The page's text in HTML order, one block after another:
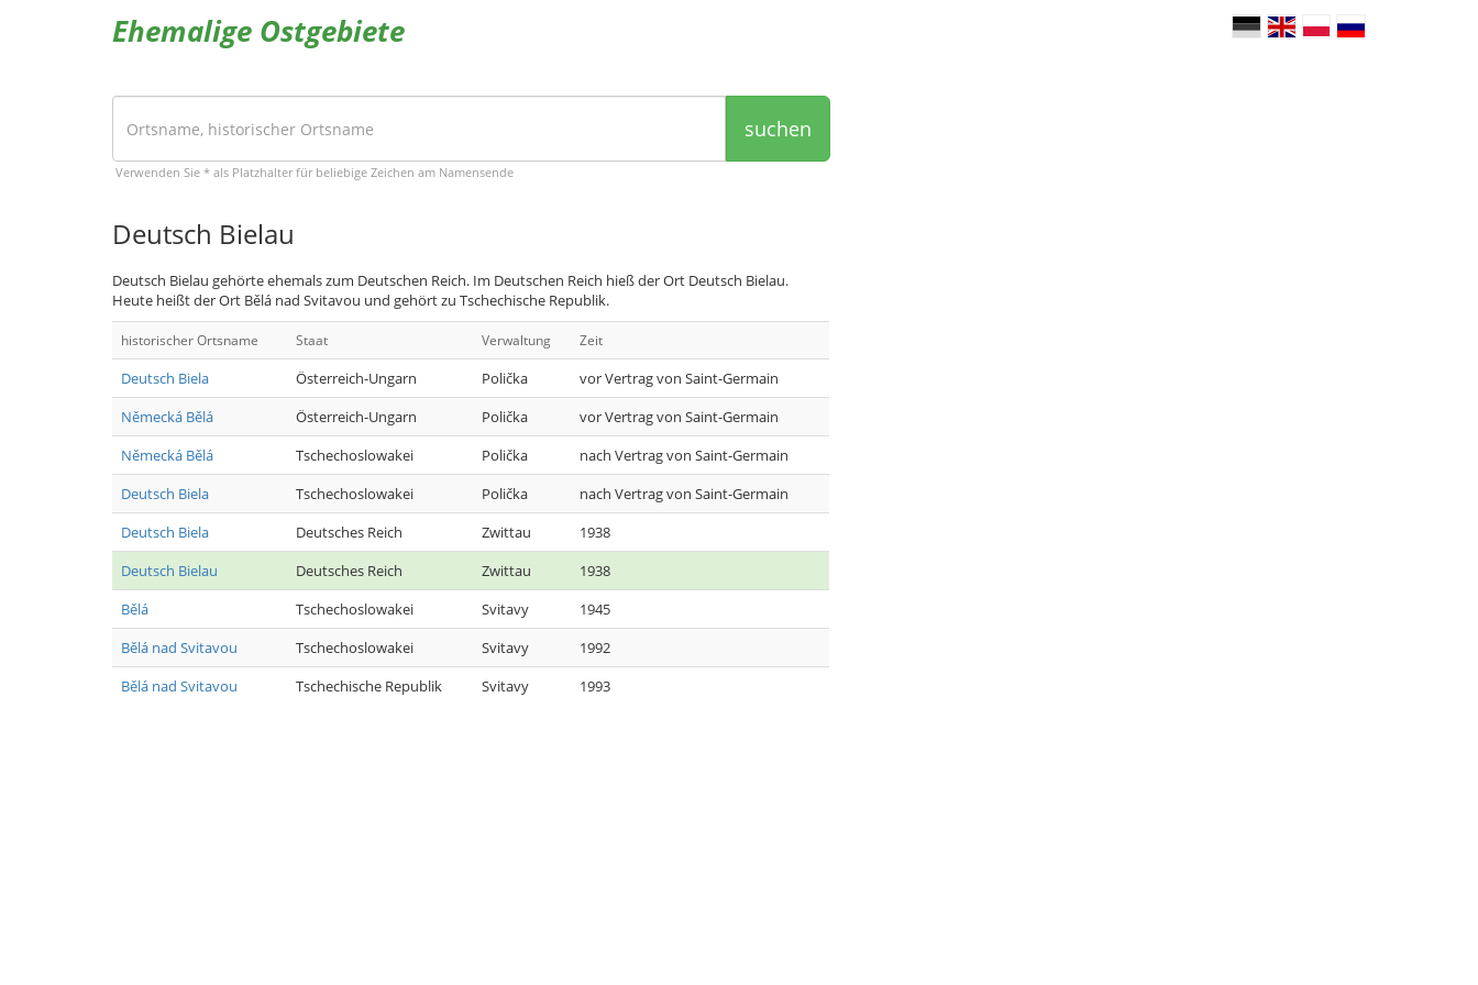
Ehemalige Ostgebiete
suchen
Verwenden Sie * als Platzhalter für beliebige Zeichen am Namensende
Deutsch Bielau
Deutsch Bielau gehörte ehemals zum Deutschen Reich. Im Deutschen Reich hieß der Ort Deutsch Bielau.
Heute heißt der Ort Bělá nad Svitavou und gehört zu Tschechische Republik.
historischer Ortsname Staat Verwaltung Zeit
Deutsch Biela Österreich-Ungarn Polička
vor Vertrag von Saint-Germain
Německá Bělá
Österreich-Ungarn Polička
vor Vertrag von Saint-Germain
Německá Bělá
Tschechoslowakei Polička
nach Vertrag von Saint-Germain
Deutsch Biela
Tschechoslowakei Polička
nach Vertrag von Saint-Germain
Deutsch Biela
Deutsches Reich Zwittau
1938
Deutsch Bielau
Deutsches Reich Zwittau
1938
Bělá
Tschechoslowakei Svitavy
1945
Bělá nad Svitavou
Tschechoslowakei Svitavy
1992
Bělá nad Svitavou
Tschechische Republik Svitavy 1993